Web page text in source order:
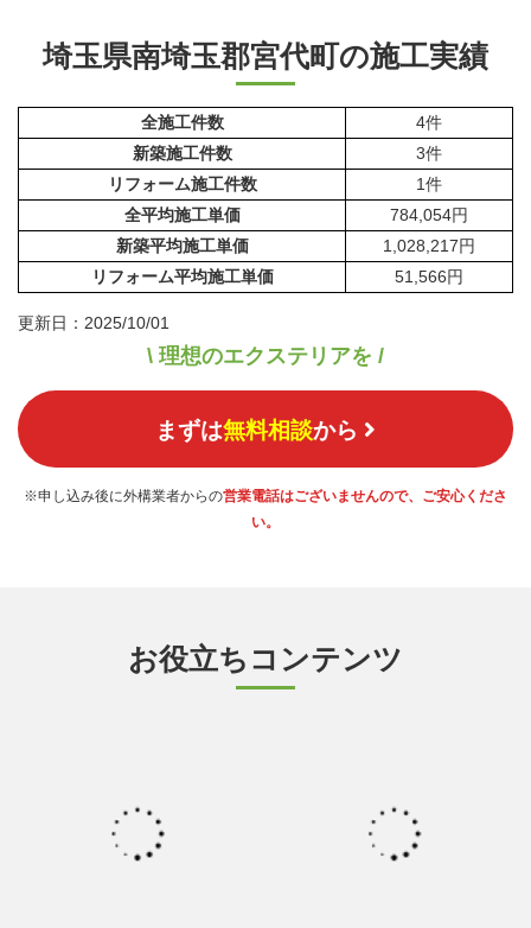
埼玉県南埼玉郡宮代町の施工実績
全施工件数
4件
新築施工件数
3件
リフォーム施工件数
1件
全平均施工単価
784,054円
新築平均施工単価
1,028,217円
リフォーム平均施工単価
51,566円
更新日：2025/10/01
\ 理想のエクステリアを /
まずは無料相談から
※申し込み後に外構業者からの営業電話はございませんので、ご安心くださ
い。
お役立ちコンテンツ